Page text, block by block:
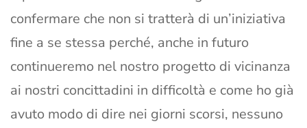
confermare che non si tratterà di un’iniziativa
fine a se stessa perché, anche in futuro
continueremo nel nostro progetto di vicinanza
ai nostri concittadini in difficoltà e come ho già
avuto modo di dire nei giorni scorsi, nessuno